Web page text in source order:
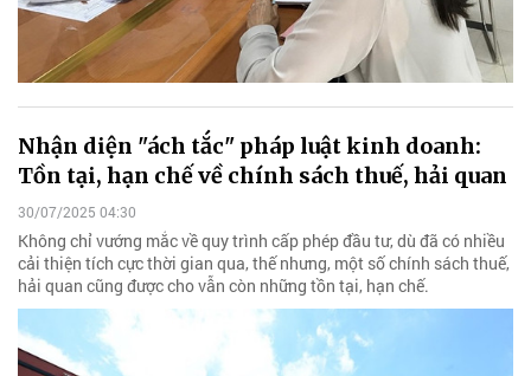
Nhận diện "ách tắc" pháp luật kinh doanh:
Tồn tại, hạn chế về chính sách thuế, hải quan
30/07/2025 04:30
Không chỉ vướng mắc về quy trình cấp phép đầu tư, dù đã có nhiều
cải thiện tích cực thời gian qua, thế nhưng, một số chính sách thuế,
hải quan cũng được cho vẫn còn những tồn tại, hạn chế.